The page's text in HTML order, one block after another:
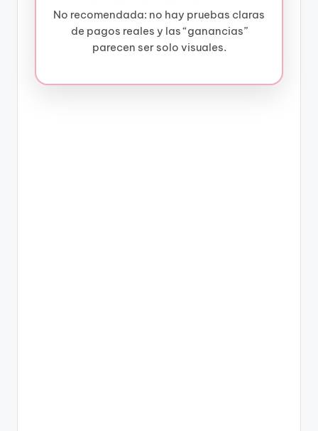
No recomendada: no hay pruebas claras
de pagos reales y las “ganancias”
parecen ser solo visuales.